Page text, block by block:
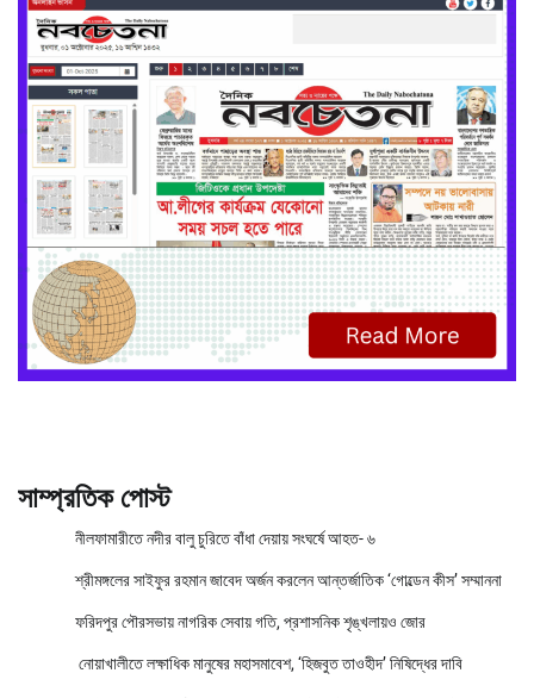
সাম্প্রতিক পোস্ট
নীলফামারীতে নদীর বালু চুরিতে বাঁধা দেয়ায় সংঘর্ষে আহত- ৬
শ্রীমঙ্গলের সাইফুর রহমান জাবেদ অর্জন করলেন আন্তর্জাতিক ‘গোল্ডেন কীস’ সম্মাননা
ফরিদপুর পৌরসভায় নাগরিক সেবায় গতি, প্রশাসনিক শৃঙ্খলায়ও জোর
নোয়াখালীতে লক্ষাধিক মানুষের মহাসমাবেশ, ‘হিজবুত তাওহীদ’ নিষিদ্ধের দাবি